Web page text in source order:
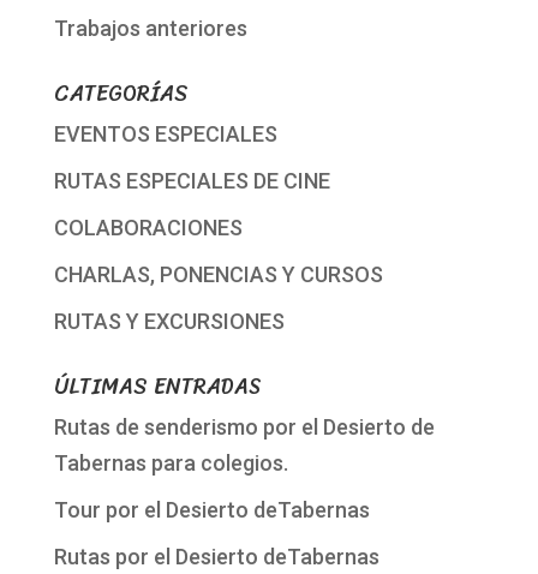
Trabajos anteriores
CATEGORÍAS
EVENTOS ESPECIALES
RUTAS ESPECIALES DE CINE
COLABORACIONES
CHARLAS, PONENCIAS Y CURSOS
RUTAS Y EXCURSIONES
ÚLTIMAS ENTRADAS
Rutas de senderismo por el Desierto de
Tabernas para colegios.
Tour por el Desierto deTabernas
Rutas por el Desierto deTabernas